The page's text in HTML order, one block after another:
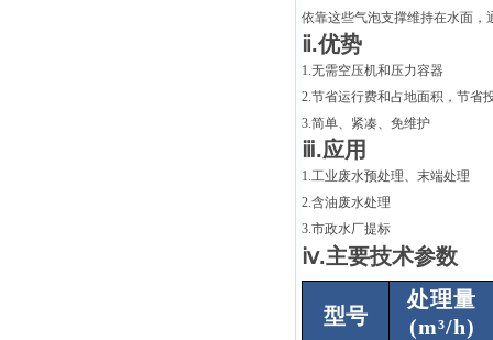
依靠这些气泡支撑维持在水面，
ⅱ.优势
1.无需空压机和压力容器
2.节省运行费和占地面积，节省
3.简单、紧凑、免维护
ⅲ.应用
1.工业废水预处理、末端处理
2.含油废水处理
3.市政水厂提标
ⅳ.主要技术参数
型号
处理量
(m³/h)